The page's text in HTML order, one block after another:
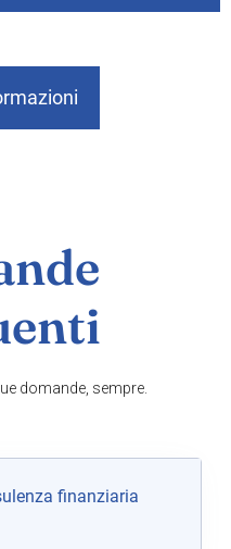
domande, sempre.
finanziaria